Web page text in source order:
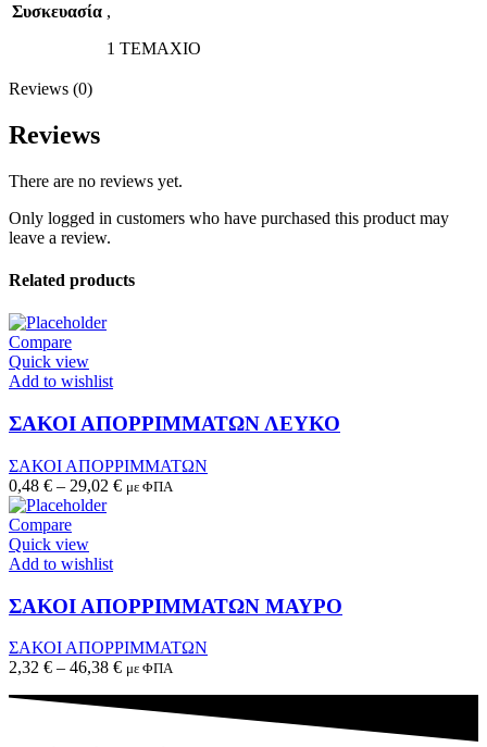
Συσκευασία ,
1 ΤΕΜΑΧΙΟ
Reviews (0)
Reviews
There are no reviews yet.
Only logged in customers who have purchased this product may
leave a review.
Related products
Compare
Quick view
Add to wishlist
product
has
multiple
variants.
The
options
may
be
chosen
on
the
page
ΣΑΚΟΙ ΑΠΟΡΡΙΜΜΑΤΩΝ ΛΕΥΚΟ
ΣΑΚΟΙ ΑΠΟΡΡΙΜΜΑΤΩΝ
0,48 € – 29,02 € με ΦΠΑ
Compare
Quick view
Add to wishlist
product
has
multiple
variants.
The
options
ΣΑΚΟΙ ΑΠΟΡΡΙΜΜΑΤΩΝ ΜΑΥΡΟ
ΣΑΚΟΙ ΑΠΟΡΡΙΜΜΑΤΩΝ
2,32 € – 46,38 € με ΦΠΑ